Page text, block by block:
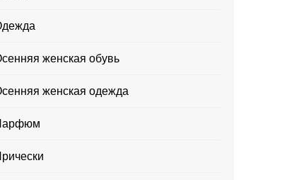
женская обувь
женская одежда